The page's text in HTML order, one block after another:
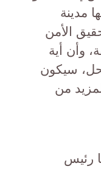
مدينة
الأمن
وأن أية
سيكون
من
رئيس